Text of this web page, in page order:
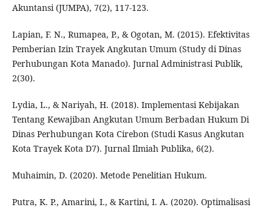
Akuntansi (JUMPA), 7(2), 117-123.
Lapian, F. N., Rumapea, P., & Ogotan, M. (2015). Efektivitas
Pemberian Izin Trayek Angkutan Umum (Study di Dinas
Perhubungan Kota Manado). Jurnal Administrasi Publik,
2(30).
Lydia, L., & Nariyah, H. (2018). Implementasi Kebijakan
Tentang Kewajiban Angkutan Umum Berbadan Hukum Di
Dinas Perhubungan Kota Cirebon (Studi Kasus Angkutan
Kota Trayek Kota D7). Jurnal Ilmiah Publika, 6(2).
Muhaimin, D. (2020). Metode Penelitian Hukum.
Putra, K. P., Amarini, I., & Kartini, I. A. (2020). Optimalisasi